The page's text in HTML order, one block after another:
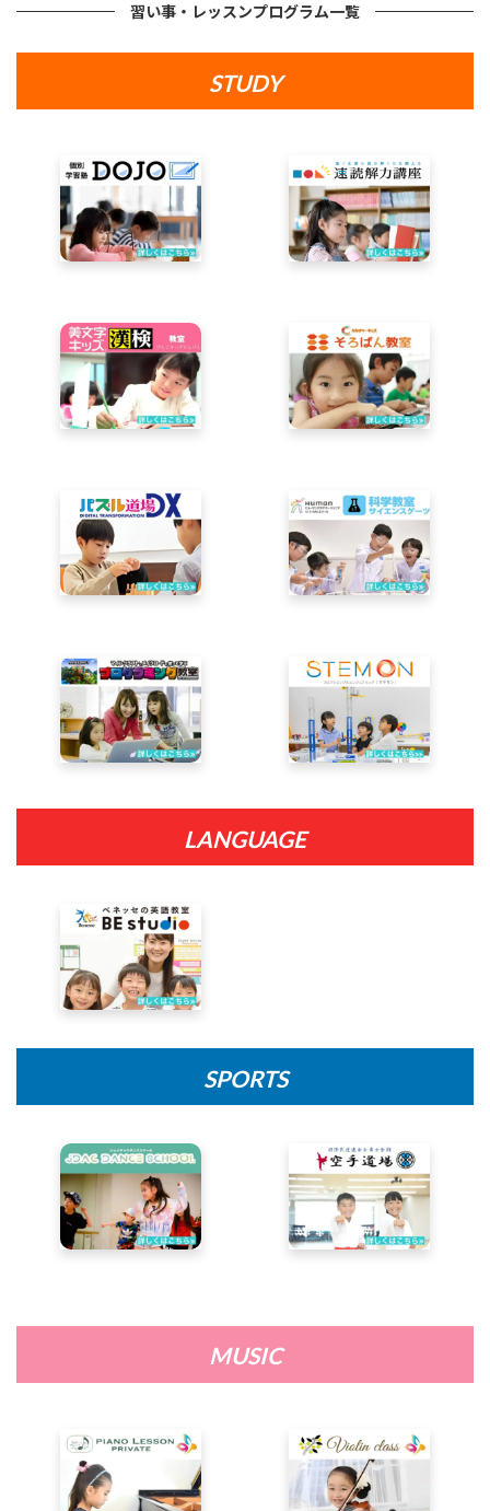
習い事・レッスンプログラム一覧
STUDY
LANGUAGE
SPORTS
MUSIC